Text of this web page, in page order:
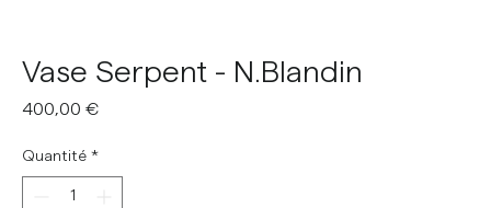
Vase Serpent - N.Blandin
400,00 €Prix
Quantité *